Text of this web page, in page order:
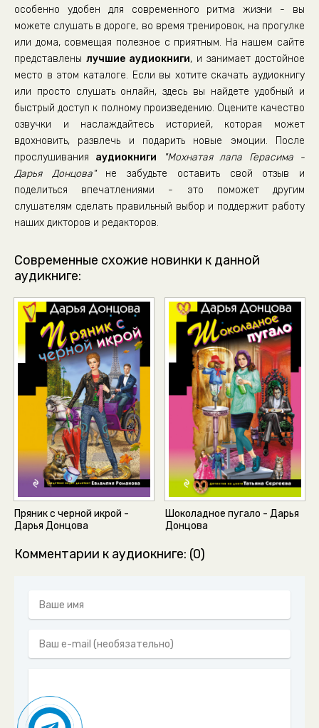
Глава 32
Глава 34
Глава 35
Глава 36
Глава 37
Глава 39
Эпилог
особенно удобен для современного ритма жизни - вы
можете слушать в дороге, во время тренировок, на прогулке
или дома, совмещая полезное с приятным. На нашем сайте
представлены лучшие аудиокниги, и занимает достойное
место в этом каталоге. Если вы хотите скачать аудиокнигу
или просто слушать онлайн, здесь вы найдете удобный и
быстрый доступ к полному произведению. Оцените качество
озвучки и наслаждайтесь историей, которая может
вдохновить, развлечь и подарить новые эмоции. После
прослушивания аудиокниги
"Мохнатая лапа Герасима -
Дарья Донцова"не забудьте оставить свой отзыв и
поделиться впечатлениями - это поможет другим
слушателям сделать правильный выбор и поддержит работу
наших дикторов и редакторов.
Современные схожие новинки к данной
аудикниге:
Пряник с черной икрой -
Дарья Донцова
Шоколадное пугало - Дарья
Донцова
Комментарии к аудиокниге: (0)